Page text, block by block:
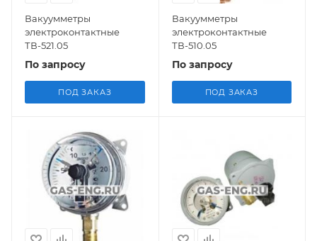
Вакуумметры
электроконтактные
ТВ-521.05
По запросу
ПОД ЗАКАЗ
Вакуумметры
электроконтактные
ТВ-510.05
По запросу
ПОД ЗАКАЗ